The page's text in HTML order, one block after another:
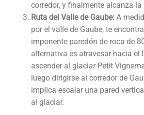
corredor, y finalmente alcanza
Ruta del Valle de Gaube: A
por el valle de Gaube, te
imponente paredón de roca de
alternativa es atravesar hacia el
ascender al glaciar Petit
luego dirigirse al corredor de
implica escalar una pared
al glaciar.